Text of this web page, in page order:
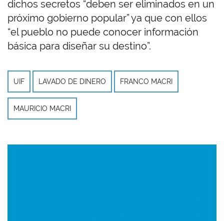
dichos secretos “deben ser eliminados en un
próximo gobierno popular” ya que con ellos
“el pueblo no puede conocer información
básica para diseñar su destino”.
UIF LAVADO DE DINERO FRANCO MACRI
MAURICIO MACRI